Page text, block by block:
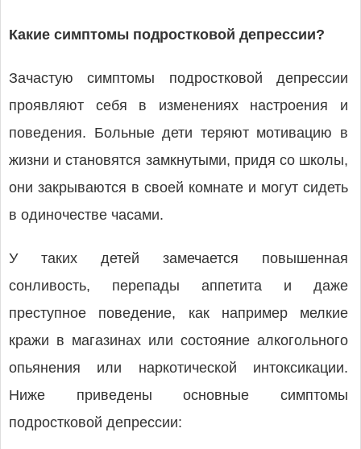
Какие симптомы подростковой депрессии?
Зачастую симптомы подростковой депрессии
проявляют себя в изменениях настроения и
поведения. Больные дети теряют мотивацию в
жизни и становятся замкнутыми, придя со школы,
они закрываются в своей комнате и могут сидеть
в одиночестве часами.
У таких детей замечается повышенная
сонливость, перепады аппетита и даже
преступное поведение, как например мелкие
кражи в магазинах или состояние алкогольного
опьянения или наркотической интоксикации.
Ниже приведены основные симптомы
подростковой депрессии: